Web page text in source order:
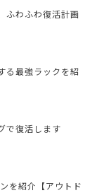
ふわふわ復活計画
る最強ラックを紹
で復活します
を紹介【アウトド